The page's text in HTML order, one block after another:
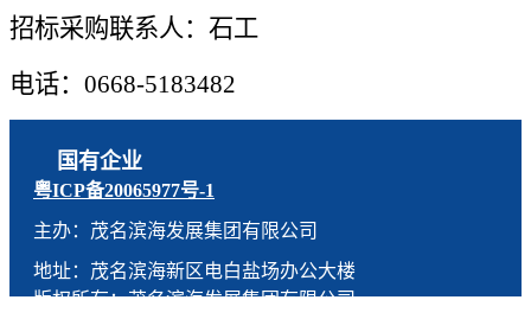
招标采购联系人：石工
电话：0668-5183482
国有企业
粤ICP备20065977号-1
主办：茂名滨海发展集团有限公司
地址：茂名滨海新区电白盐场办公大楼
版权所有：茂名滨海发展集团有限公司